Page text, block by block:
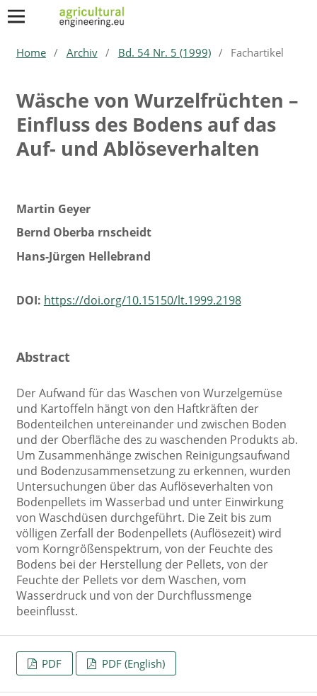
Home / Archiv / Bd. 54 Nr. 5 (1999) / Fachartikel
Wäsche von Wurzelfrüchten –
Einfluss des Bodens auf das
Auf- und Ablöseverhalten
Martin Geyer
Bernd Oberba rnscheidt
Hans-Jürgen Hellebrand
DOI: https://doi.org/10.15150/lt.1999.2198
Abstract
Der Aufwand für das Waschen von Wurzelgemüse
und Kartoffeln hängt von den Haftkräften der
Bodenteilchen untereinander und zwischen Boden
und der Oberfläche des zu waschenden Produkts ab.
Um Zusammenhänge zwischen Reinigungsaufwand
und Bodenzusammensetzung zu erkennen, wurden
Untersuchungen über das Auflöseverhalten von
Bodenpellets im Wasserbad und unter Einwirkung
von Waschdüsen durchgeführt. Die Zeit bis zum
völligen Zerfall der Bodenpellets (Auflösezeit) wird
vom Korngrößenspektrum, von der Feuchte des
Bodens bei der Herstellung der Pellets, von der
Feuchte der Pellets vor dem Waschen, vom
Wasserdruck und von der Durchflussmenge
beeinflusst.
PDF PDF (English)